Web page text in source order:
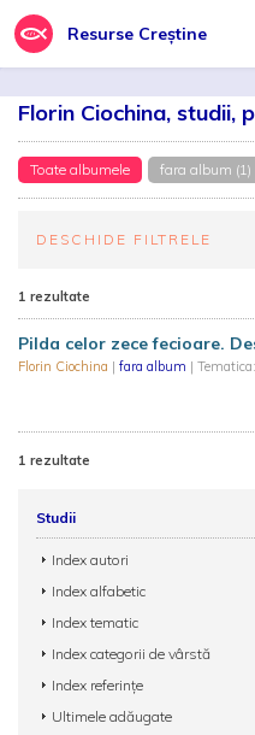
Resurse Creștine
Florin Ciochina, studii,
Toate albumele fara album (1)
DESCHIDE FILTRELE
1 rezultate
Pilda celor zece fecioare.
Florin Ciochina | fara album | Tematica:
1 rezultate
Studii
Index autori
Index alfabetic
Index tematic
Index categorii de vârstă
Index referințe
Ultimele adăugate